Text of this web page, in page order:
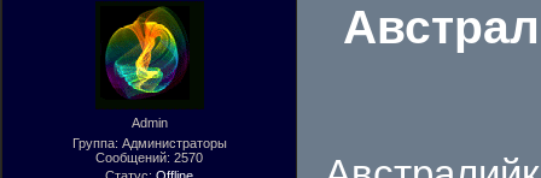
Admin
Группа: Администраторы
Сообщений: 2570